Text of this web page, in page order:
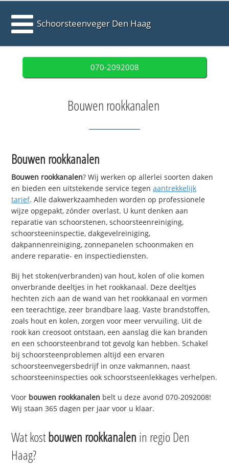
Schoorsteenveger Den Haag
070-2092008
Bouwen rookkanalen
Bouwen rookkanalen
Bouwen rookkanalen? Wij werken op allerlei soorten daken
en bieden een uitstekende service tegenaantrekkelijk
tarief. Alle dakwerkzaamheden worden op professionele
wijze opgepakt, zónder overlast. U kunt denken aan
reparatie van schoorstenen, schoorsteenreiniging,
schoorsteeninspectie, dakgevelreiniging,
dakpannenreiniging, zonnepanelen schoonmaken en
andere reparatie- en inspectiediensten.
Bij het stoken(verbranden) van hout, kolen of olie komen
onverbrande deeltjes in het rookkanaal. Deze deeltjes
hechten zich aan de wand van het rookkanaal en vormen
een teerachtige, zeer brandbare laag. Vaste brandstoffen,
zoals hout en kolen, zorgen voor meer vervuiling. Uit de
rook kan creosoot ontstaan, een aanslag die kan branden
en een schoorsteenbrand tot gevolg kan hebben. Schakel
bij schoorsteenproblemen altijd een ervaren
schoorsteenvegersbedrijf in onze vakmannen, naast
schoorsteeninspecties ook schoorstseenlekkages verhelpen.
Voor bouwen rookkanalen belt u deze avond 070-2092008!
Wij staan 365 dagen per jaar voor u klaar.
Wat kostbouwen rookkanalen in regio Den
Haag?